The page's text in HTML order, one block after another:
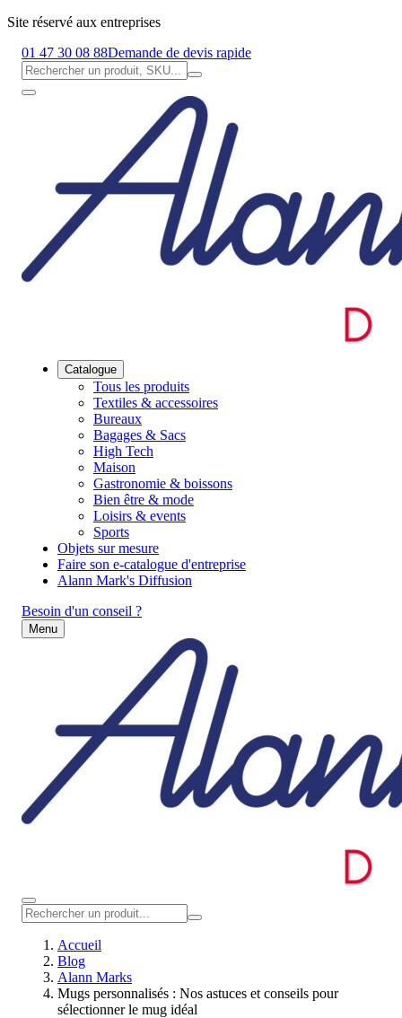
Site réservé aux entreprises
01 47 30 08 88Demande de devis rapide
Catalogue
Tous les produits
Textiles & accessoires
Bureaux
Bagages & Sacs
High Tech
Maison
Gastronomie & boissons
Bien être & mode
Loisirs & events
Sports
Objets sur mesure
Faire son e-catalogue d'entreprise
Alann Mark's Diffusion
Besoin d'un conseil ?
Menu
Accueil
Blog
Alann Marks
Mugs personnalisés : Nos astuces et conseils pour
sélectionner le mug idéal